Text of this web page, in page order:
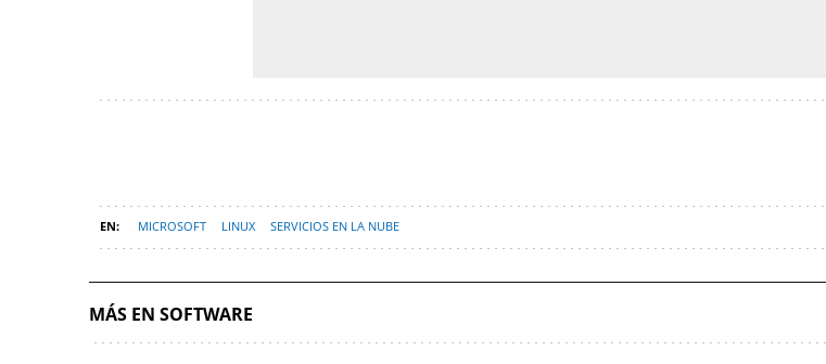
MICROSOFT LINUX SERVICIOS EN LA NUBE
MÁS EN SOFTWARE